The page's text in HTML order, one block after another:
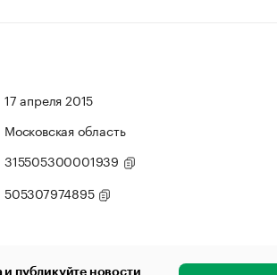
17 апреля 2015
Московская область
315505300001939
505307974895
публикуйте новости